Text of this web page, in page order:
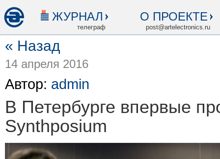
ЖУРНАЛ
телеграф
О ПРОЕКТЕ
post@artelectronics.ru
« Назад
14 апреля 2016
Автор: admin
В Петербурге впервые
Synthposium